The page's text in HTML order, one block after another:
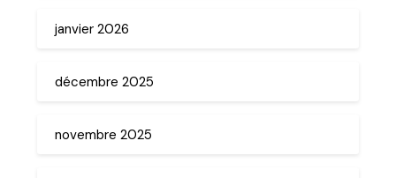
janvier 2026
décembre 2025
novembre 2025